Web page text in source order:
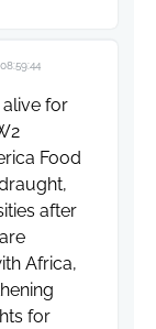
for
Food
after
Africa,
for